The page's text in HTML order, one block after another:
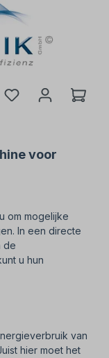
voor
om mogelijke
In een directe
de
u hun
van
hier moet het